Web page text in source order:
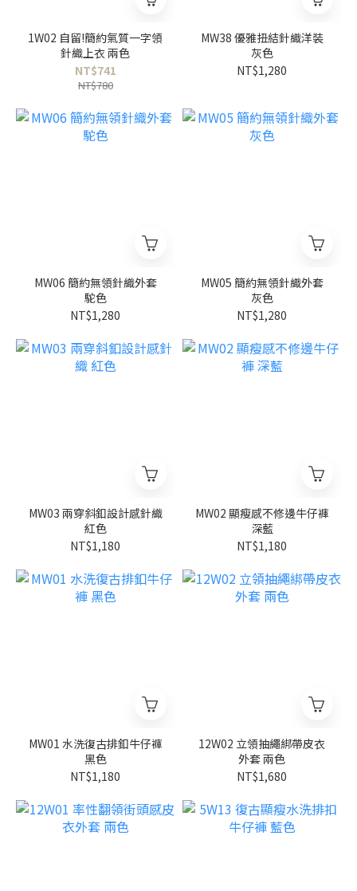
1W02 自留!簡約氣質一字領
針織上衣 兩色
NT$741
NT$780
MW38 優雅扭結針織洋裝
灰色
NT$1,280
MW06 簡約無領針織外套
駝色
NT$1,280
MW05 簡約無領針織外套
灰色
NT$1,280
MW03 兩穿斜釦設計感針織
紅色
NT$1,180
MW02 顯瘦感不修邊牛仔褲
深藍
NT$1,180
MW01 水洗復古排釦牛仔褲
黑色
NT$1,180
12W02 立領抽繩綁帶皮衣
外套 兩色
NT$1,680